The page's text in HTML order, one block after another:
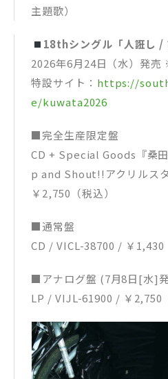
主題歌）
18thシングル「人誑し /
2026年6月24日（水）発売
特設サイト： https://
e/kuwata2026
■完全生産限定盤
CD + Special Goods『桑
p and Shout!!アクリルス
￥2,750（税込）
■通常盤
CD / VICL-38700 / ￥1,430
■アナログ盤 (7月8日[水]
LP / VIJL-61900 / ￥2,750